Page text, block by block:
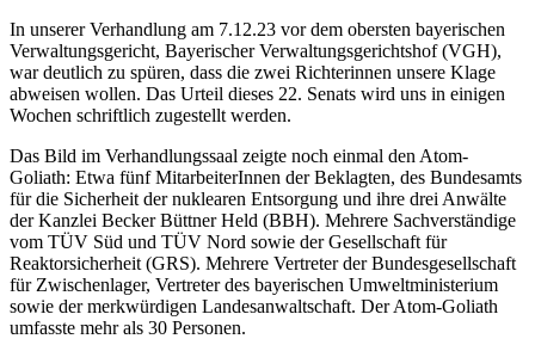
In unserer Verhandlung am 7.12.23 vor dem obersten bayerischen
Verwaltungsgericht, Bayerischer Verwaltungsgerichtshof (VGH),
war deutlich zu spüren, dass die zwei Richterinnen unsere Klage
abweisen wollen. Das Urteil dieses 22. Senats wird uns in einigen
Wochen schriftlich zugestellt werden.
Das Bild im Verhandlungssaal zeigte noch einmal den Atom-
Goliath: Etwa fünf MitarbeiterInnen der Beklagten, des Bundesamts
für die Sicherheit der nuklearen Entsorgung und ihre drei Anwälte
der Kanzlei Becker Büttner Held (BBH). Mehrere Sachverständige
vom TÜV Süd und TÜV Nord sowie der Gesellschaft für
Reaktorsicherheit (GRS). Mehrere Vertreter der Bundesgesellschaft
für Zwischenlager, Vertreter des bayerischen Umweltministerium
sowie der merkwürdigen Landesanwaltschaft. Der Atom-Goliath
umfasste mehr als 30 Personen.